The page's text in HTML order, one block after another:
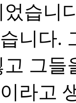
습니
니다.
그들
라고